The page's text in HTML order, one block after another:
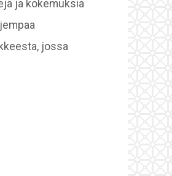
ja kokemuksia
jossa